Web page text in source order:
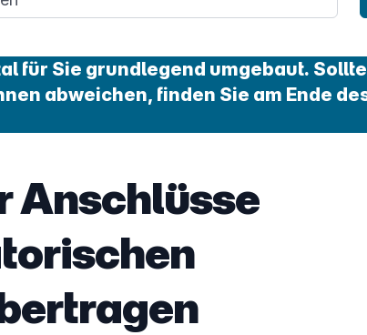
für Sie grundlegend umgebaut.
abweichen, finden Sie am Ende
Anschlüsse